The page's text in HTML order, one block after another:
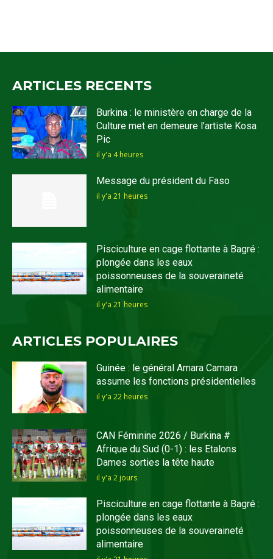
ARTICLES RECENTS
Burkina : le ministère en charge de la
Culture met en demeure l’artiste Kosa
Pic
il y'a 4 heures
Message du président du Faso
il y'a 21 heures
Pisciculture en cage flottante à Bagré :
plongée dans les eaux
poissonneuses de la souveraineté
alimentaire
il y'a 21 heures
ARTICLES POPULAIRES
Guinée : le général Amara Camara
assume les fonctions présidentielles
il y'a 22 heures
CAN Féminine 2026 / Burkina #
Afrique du Sud (0-1) : les Etalons
Dames sorties la tête haute
il y'a 2 jours
Pisciculture en cage flottante à Bagré :
plongée dans les eaux
poissonneuses de la souveraineté
alimentaire